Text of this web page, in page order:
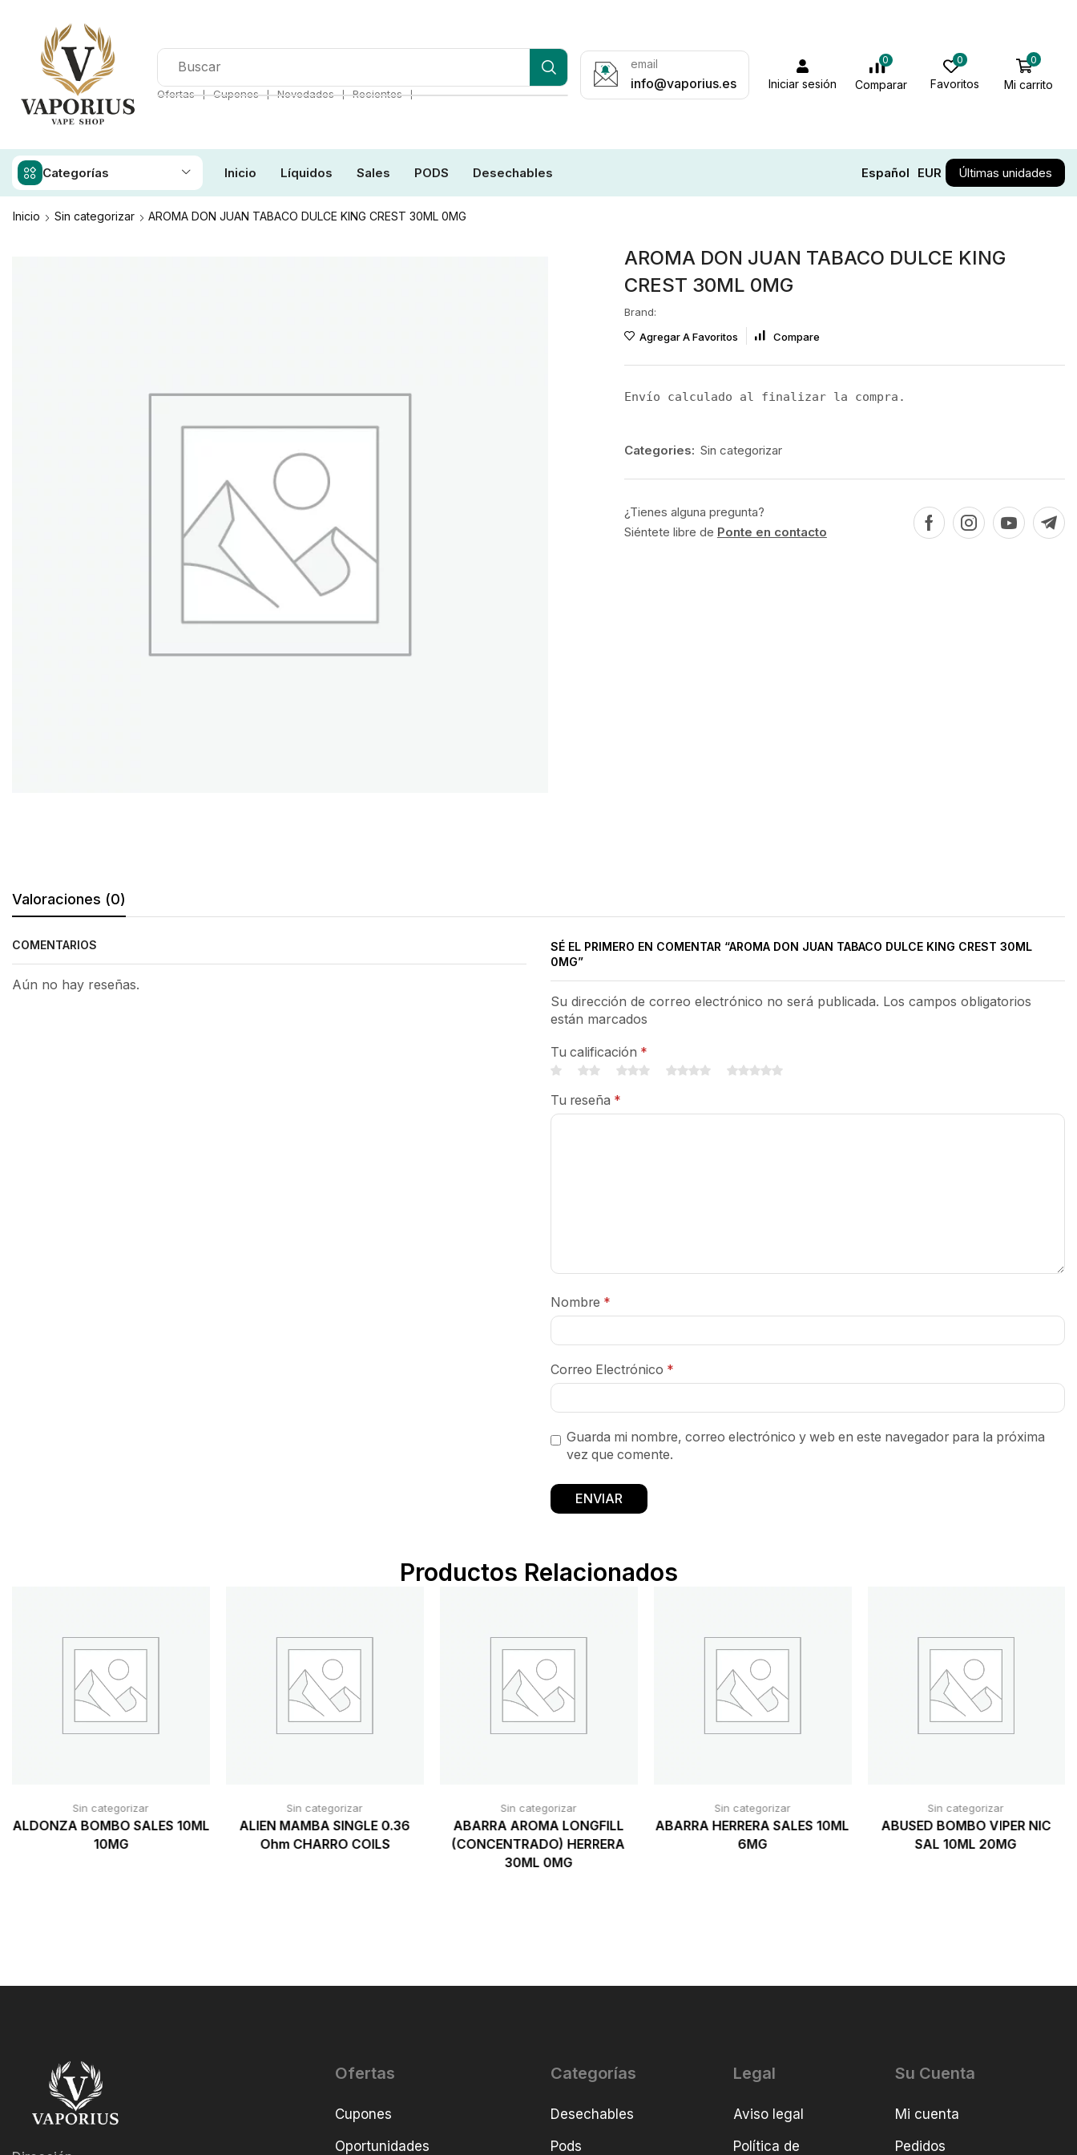
Ofertas ❘ Cupones ❘ Novedades ❘ Recientes ❘
email
info@vaporius.es Iniciar sesión
0
Comparar
0
Favoritos
0
Mi carrito
Categorías Inicio Líquidos Sales PODS Desechables Español EUR Últimas unidades
Inicio Sin categorizar AROMA DON JUAN TABACO DULCE KING CREST 30ML 0MG
AROMA DON JUAN TABACO DULCE KING
CREST 30ML 0MG
Brand:
Agregar A Favoritos
Compare
Envío calculado al finalizar la compra.
Categories: Sin categorizar
¿Tienes alguna pregunta?
Siéntete libre de Ponte en contacto
Valoraciones (0)
COMENTARIOS
Aún no hay reseñas.
SÉ EL PRIMERO EN COMENTAR “AROMA DON JUAN TABACO DULCE KING CREST 30ML
0MG”
Su dirección de correo electrónico no será publicada. Los campos obligatorios
están marcados
Tu calificación *
Tu reseña *
Nombre *
Correo Electrónico *
Guarda mi nombre, correo electrónico y web en este navegador para la próxima
vez que comente.
Productos Relacionados
Sin categorizar
ALDONZA BOMBO SALES 10ML
10MG
Sin categorizar
ALIEN MAMBA SINGLE 0.36
Ohm CHARRO COILS
Sin categorizar
ABARRA AROMA LONGFILL
(CONCENTRADO) HERRERA
30ML 0MG
Sin categorizar
ABARRA HERRERA SALES 10ML
6MG
Sin categorizar
ABUSED BOMBO VIPER NIC
SAL 10ML 20MG
Ofertas
Cupones
Oportunidades
Categorías
Desechables
Pods
Legal
Aviso legal
Política de
Su Cuenta
Mi cuenta
Pedidos